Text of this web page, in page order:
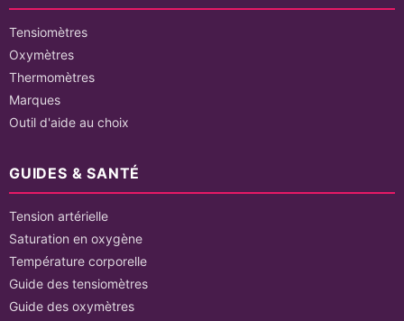
Tensiomètres
Oxymètres
Thermomètres
Marques
Outil d'aide au choix
GUIDES & SANTÉ
Tension artérielle
Saturation en oxygène
Température corporelle
Guide des tensiomètres
Guide des oxymètres